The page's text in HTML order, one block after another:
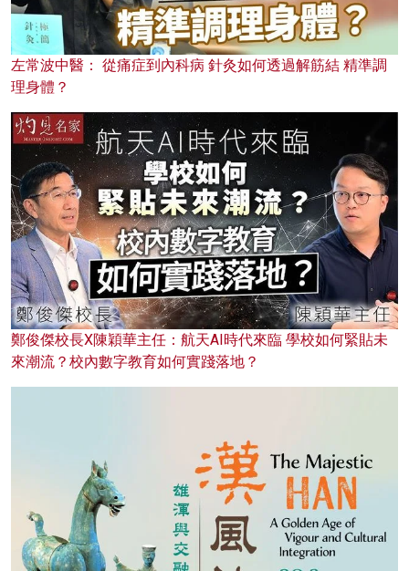
左常波中醫： 從痛症到內科病 針灸如何透過解筋結 精準調
理身體？
鄭俊傑校長X陳穎華主任：航天AI時代來臨 學校如何緊貼未
來潮流？校內數字教育如何實踐落地？